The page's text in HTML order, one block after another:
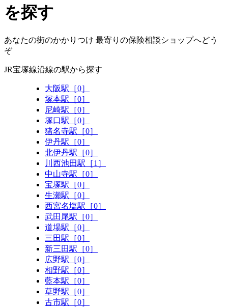
を探す
あなたの街のかかりつけ 最寄りの保険相談ショップへどう
ぞ
JR宝塚線沿線の駅から探す
大阪駅［0］
塚本駅［0］
尼崎駅［0］
塚口駅［0］
猪名寺駅［0］
伊丹駅［0］
北伊丹駅［0］
川西池田駅［1］
中山寺駅［0］
宝塚駅［0］
生瀬駅［0］
西宮名塩駅［0］
武田尾駅［0］
道場駅［0］
三田駅［0］
新三田駅［0］
広野駅［0］
相野駅［0］
藍本駅［0］
草野駅［0］
古市駅［0］